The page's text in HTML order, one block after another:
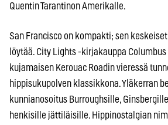
Quentin Tarantinon Amerikalle.
San Francisco on kompakti; sen
löytää. City Lights -kirjakauppa
kujamaisen Kerouac Roadin vieressä
hippisukupolven klassikkona. Yläkerran
kunnianosoitus Burroughsille,
henkisille jättiläisille. Hippinostalgian